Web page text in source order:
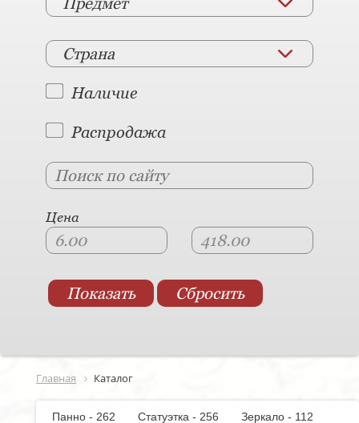
Страна
Наличие
Распродажа
Цена
Главная Каталог
Панно - 262 Статуэтка - 256
Зеркало - 112